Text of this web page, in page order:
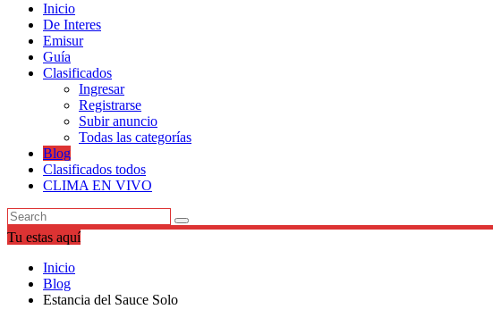
Inicio
De Interes
Emisur
Guía
Clasificados
Ingresar
Registrarse
Subir anuncio
Todas las categorías
Blog
Clasificados todos
CLIMA EN VIVO
Tu estas aquí
Inicio
Blog
Estancia del Sauce Solo